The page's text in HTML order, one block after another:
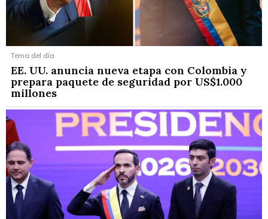
Tema del día
EE. UU. anuncia nueva etapa con Colombia y
prepara paquete de seguridad por US$1.000
millones